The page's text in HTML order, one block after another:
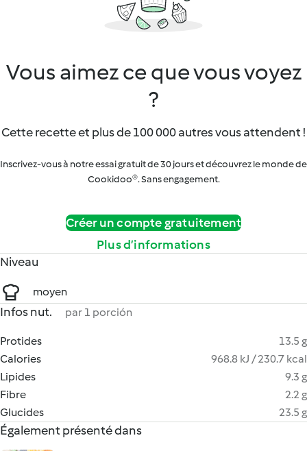
Vous aimez ce que vous voyez
?
Cette recette et plus de 100 000 autres vous attendent !
Inscrivez-vous à notre essai gratuit de 30 jours et découvrez le monde de
Cookidoo®. Sans engagement.
Créer un compte gratuitement
Plus d’informations
Niveau
moyen
Infos nut. par 1 porción
Protides
13.5 g
Calories
968.8 kJ / 230.7 kcal
Lipides
9.3 g
Fibre
2.2 g
Glucides
23.5 g
Également présenté dans